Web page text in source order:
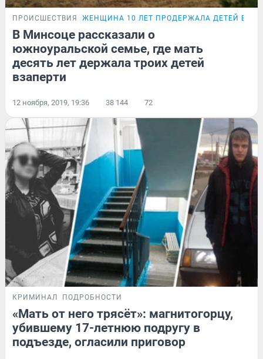
ПРОИСШЕСТВИЯ ЖЕНЩИНА 10 ЛЕТ ПРОДЕРЖАЛА ДЕТЕЙ
В Минсоце рассказали о
южноуральской семье, где мать
десять лет держала троих детей
взаперти
12 ноября, 2019, 19:36 38 144 72
КРИМИНАЛ ПОДРОБНОСТИ
«Мать от него трясёт»: магнитогорцу,
убившему 17-летнюю подругу в
подъезде, огласили приговор